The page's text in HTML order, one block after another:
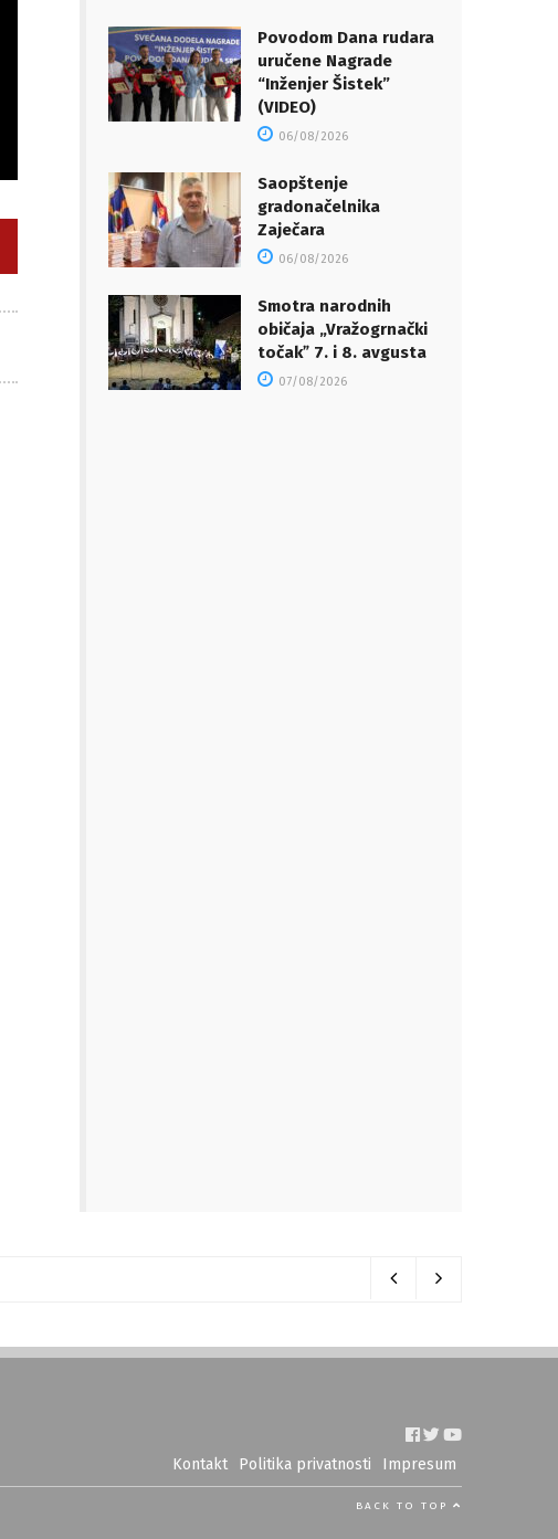
Povodom Dana rudara
uručene Nagrade
“Inženjer Šistek”
(VIDEO)
06/08/2026
Saopštenje
gradonačelnika
Zaječara
06/08/2026
Smotra narodnih
običaja „Vražogrnački
točakˮ 7. i 8. avgusta
07/08/2026
Kontakt Politika privatnosti Impresum
BACK TO TOP